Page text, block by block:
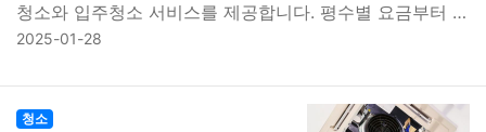
청소와 입주청소 서비스를 제공합니다. 평수별 요금부터 …
2025-01-28
청소